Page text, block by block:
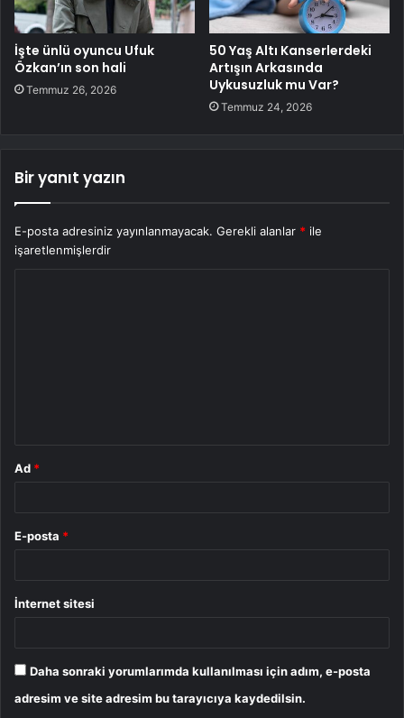
İşte ünlü oyuncu Ufuk
Özkan’ın son hali
Temmuz 26, 2026
50 Yaş Altı Kanserlerdeki
Artışın Arkasında
Uykusuzluk mu Var?
Temmuz 24, 2026
Bir yanıt yazın
E-posta adresiniz yayınlanmayacak. Gerekli alanlar * ile
işaretlenmişlerdir
Ad *
E-posta *
İnternet sitesi
Daha sonraki yorumlarımda kullanılması için adım, e-posta
adresim ve site adresim bu tarayıcıya kaydedilsin.